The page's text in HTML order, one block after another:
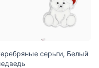
серьги, Белый